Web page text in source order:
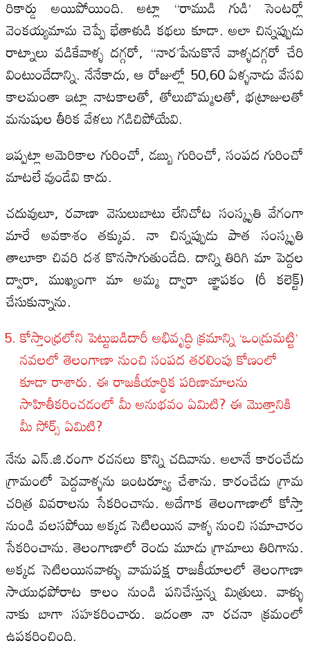
రికార్డు అయిపోయింది. అట్లా “రాముడి గుడి’ సెంటర్లో
వెంకయ్యమామ చెప్పే భేతాళుడి కథలు కూడా. అలా చిన్నప్పుడు
రాట్నాలు వడికేవాళ్ళ దగ్గరో, “నార’పేనుకొనే వాళ్ళదగ్గరో చేరి
వింటుందేదాన్ని. నేనేకాదు, ఆ రోజుల్లో 50,60 ఏళ్ళనాడు వేసవి
కాలమంతా ఇట్లా నాటకాలతో, తోలుబొమ్మలతో, భట్రాజులతో
మనుషుల తీరిక వేళలు గడిచిపోయేవి.
ఇప్పట్లా అమెరికాల గురించో, డబ్బు గురించో, సంపద గురించో
మాటలే వుండేవి కాదు.
చదువులూ, రవాణా వెసులుబాటు లేనిచోట సంస్కృతి వేగంగా
మారే అవకాశం తక్కువ. నా చిన్నప్పుడు పాత సంస్కృతి
తాలూకా చివరి దశ కొనసాగుతుండేది. దాన్ని తిరిగి మా పెద్దల
ద్వారా, ముఖ్యంగా మా అమ్మ ద్వారా జ్ఞాపకం (రీ కలెక్ట్‌)
చేసుకున్నాను.
కోస్తాంధ్రలోని పెట్టుబడిదారీ అభివృద్ధి క్రమాన్ని ‘ఒండ్రుమట్టి’
నవలలో తెలంగాణా నుంచి సంపద తరలింపు కోణంలో
కూడా రాశారు. ఈ రాజకీయార్థిక పరిణామాలను
సాహితీకరించడంలో మీ అనుభవం ఏమిటి? ఈ మొత్తానికి
మీ సోర్స్‌ ఏమిటి?
నేను ఎన్‌.జి.రంగా రచనలు కొన్ని చదివాను. అలానే కారంచేడు
గ్రామంలో పెద్దవాళ్ళను ఇంటర్వ్యూ చేశాను. కారంచేడు గ్రామ
చరిత్ర వివరాలను సేకరించాను. అదేగాక తెలంగాణాలో కోస్తా
నుండి వలసపోయి అక్కడ సెటిలయిన వాళ్ళ నుంచి సమాచారం
సేకరించాను. తెలంగాణాలో రెండు మూడు గ్రామాలు తిరిగాను.
అక్కడ సెటిలయినవాళ్ళు వామపక్ష రాజకీయాలలో తెలంగాణా
సాయుధపోరాట కాలం నుండి పనిచేస్తున్న మిత్రులు. వాళ్ళు
నాకు బాగా సహకరించారు. ఇదంతా నా రచనా క్రమంలో
ఉపకరించింది.